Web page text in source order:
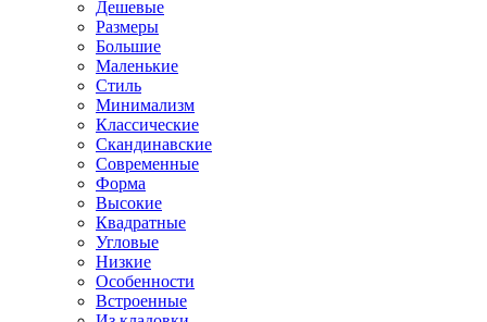
Дешевые
Размеры
Большие
Маленькие
Стиль
Минимализм
Классические
Скандинавские
Современные
Форма
Высокие
Квадратные
Угловые
Низкие
Особенности
Встроенные